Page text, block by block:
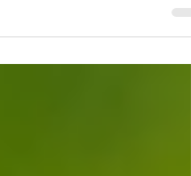
le Yang se manifeste! 🙂 Très belle